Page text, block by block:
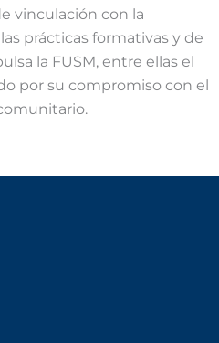
vinculación con la
prácticas formativas y de
la FUSM, entre ellas el
por su compromiso con el